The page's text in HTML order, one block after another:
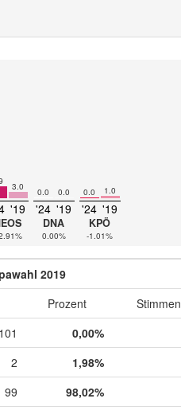
3.0
'19
0.0 0.0
'24 '19
DNA
0.00%
0.0 1.0
'24 '19
KPÖ
-1.01%
2019
Prozent Stimmen
101 0,00%
2 1,98%
99 98,02%